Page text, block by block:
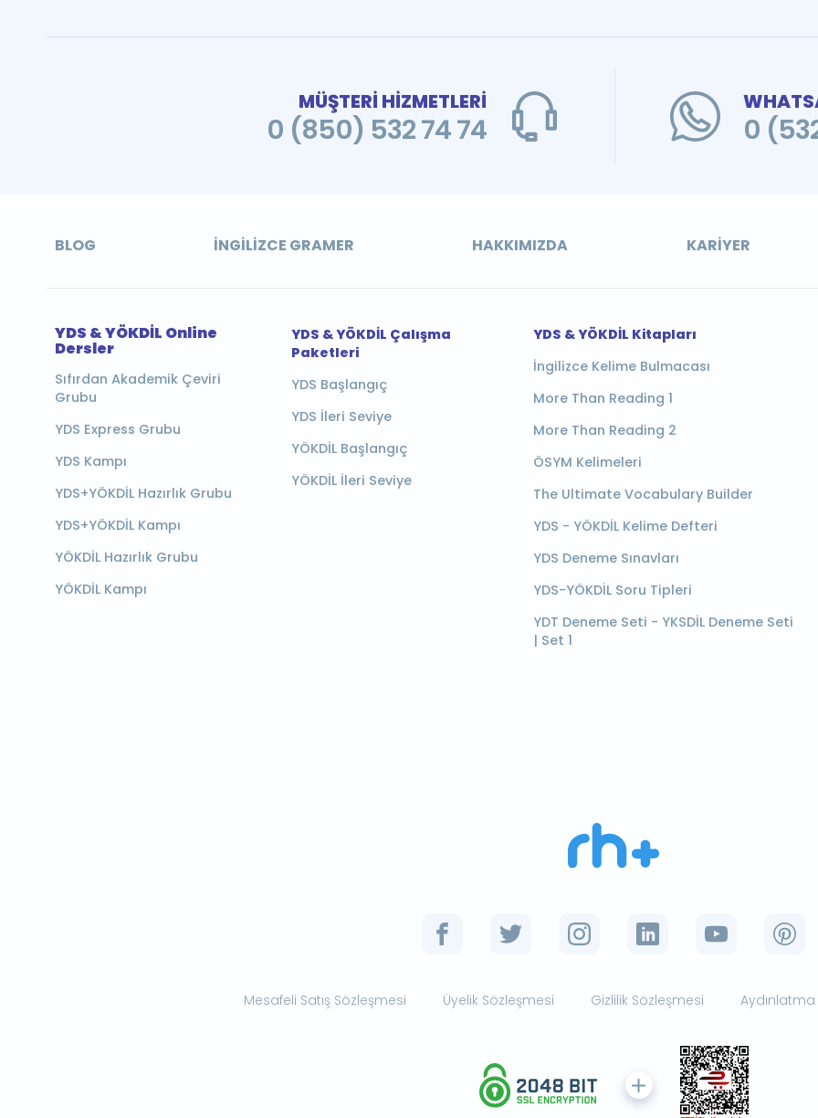
MÜŞTERİ HİZMETLERİ
0 (850) 532 74 74 0
BLOG İNGILIZCE GRAMER HAKKIMIZDA KARIYER
YDS & YÖKDİL Online
Dersler
Sıfırdan Akademik Çeviri
Grubu
YDS Express Grubu
YDS Kampı
YDS+YÖKDİL Hazırlık Grubu
YDS+YÖKDİL Kampı
YÖKDİL Hazırlık Grubu
YÖKDİL Kampı
YDS & YÖKDİL Çalışma
Paketleri
YDS Başlangıç
YDS İleri Seviye
YÖKDİL Başlangıç
YÖKDİL İleri Seviye
YDS & YÖKDİL Kitapları
İngilizce Kelime Bulmacası
More Than Reading 1
More Than Reading 2
ÖSYM Kelimeleri
The Ultimate Vocabulary Builder
YDS - YÖKDİL Kelime Defteri
YDS Deneme Sınavları
YDS-YÖKDİL Soru Tipleri
YDT Deneme Seti - YKSDİL Deneme Seti
| Set 1
Mesafeli Satış Sözleşmesi Üyelik Sözleşmesi Gizlilik Sözleşmesi